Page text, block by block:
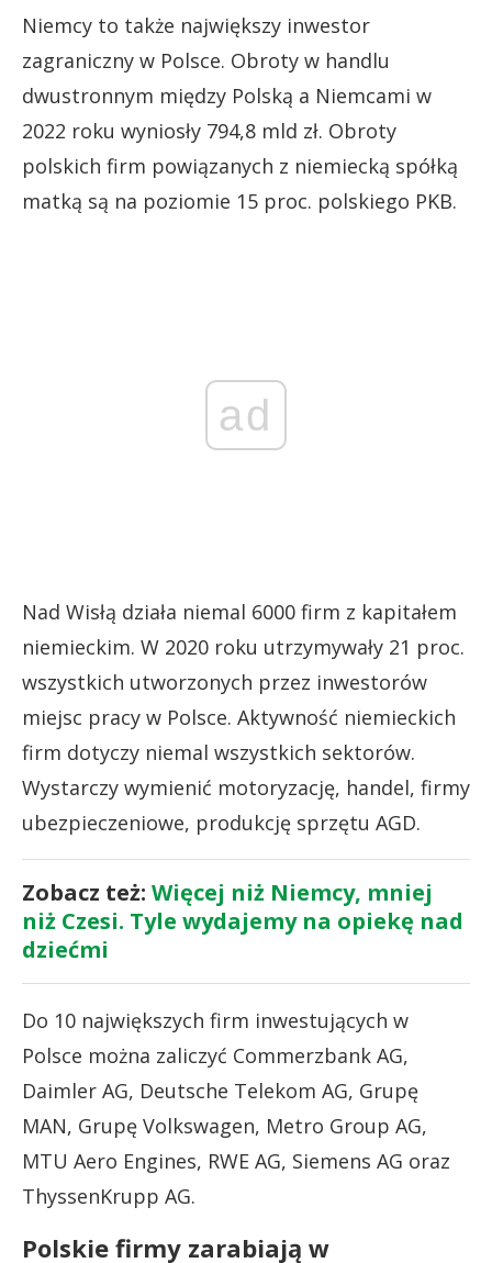
Niemcy to także największy inwestor
zagraniczny w Polsce. Obroty w handlu
dwustronnym między Polską a Niemcami w
2022 roku wyniosły 794,8 mld zł. Obroty
polskich firm powiązanych z niemiecką spółką
matką są na poziomie 15 proc. polskiego PKB.
ad
Nad Wisłą działa niemal 6000 firm z kapitałem
niemieckim. W 2020 roku utrzymywały 21 proc.
wszystkich utworzonych przez inwestorów
miejsc pracy w Polsce. Aktywność niemieckich
firm dotyczy niemal wszystkich sektorów.
Wystarczy wymienić motoryzację, handel, firmy
ubezpieczeniowe, produkcję sprzętu AGD.
Zobacz też: Więcej niż Niemcy, mniej
niż Czesi. Tyle wydajemy na opiekę nad
dziećmi
Do 10 największych firm inwestujących w
Polsce można zaliczyć Commerzbank AG,
Daimler AG, Deutsche Telekom AG, Grupę
MAN, Grupę Volkswagen, Metro Group AG,
MTU Aero Engines, RWE AG, Siemens AG oraz
ThyssenKrupp AG.
Polskie firmy zarabiają w